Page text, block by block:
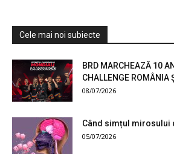
Cele mai noi subiecte
BRD MARCHEAZĂ 10
CHALLENGE ROMÂNIA
08/07/2026
Când simțul mirosului
05/07/2026